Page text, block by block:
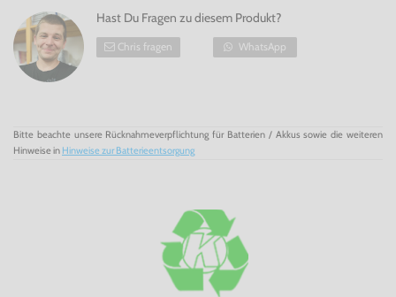
Hast Du Fragen zu diesem Produkt?
Chris fragen WhatsApp
Bitte beachte unsere Rücknahmeverpflichtung für Batterien / Akkus sowie die weiteren
Hinweise in Hinweise zur Batterieentsorgung